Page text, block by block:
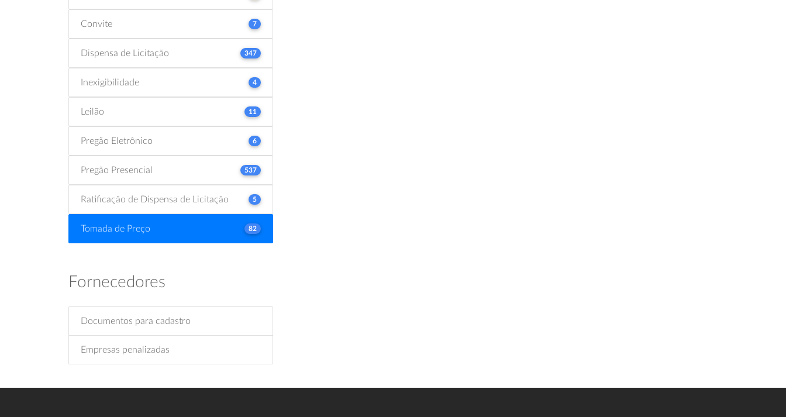
Convite 7
Dispensa de Licitação 347
Inexigibilidade 4
Leilão 11
Pregão Eletrônico 6
Pregão Presencial 537
Ratificação de Dispensa de Licitação 5
Tomada de Preço 82
Fornecedores
Documentos para cadastro
Empresas penalizadas